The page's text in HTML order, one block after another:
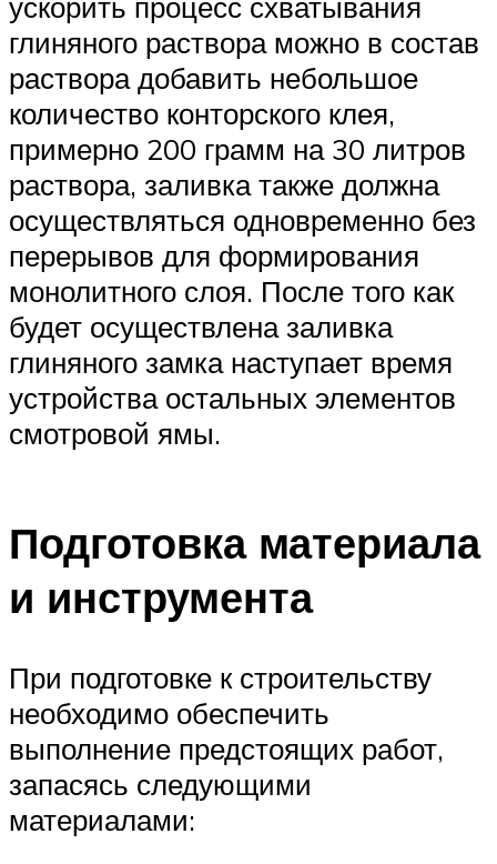
глиняного раствора можно в состав
раствора добавить небольшое
количество конторского клея,
примерно 200 грамм на 30 литров
раствора, заливка также должна
осуществляться одновременно без
перерывов для формирования
монолитного слоя. После того как
будет осуществлена заливка
глиняного замка наступает время
устройства остальных элементов
смотровой ямы.
Подготовка материала
и инструмента
При подготовке к строительству
необходимо обеспечить
выполнение предстоящих работ,
запасясь следующими
материалами: